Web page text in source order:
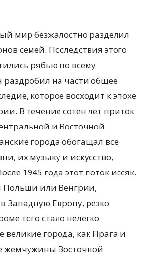
мир безжалостно разделил
семей. Последствия этого
рябью по всему
раздробил на части общее
которое восходит к эпохе
В течение сотен лет приток
и Восточной
города обогащал все
их музыку и искусство,
1945 года этот поток иссяк.
Польши или Венгрии,
Западную Европу, резко
того стало нелегко
великие города, как Прага и
жемчужины Восточной